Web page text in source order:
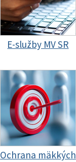
E-služby MV SR
Ochrana mäkkých